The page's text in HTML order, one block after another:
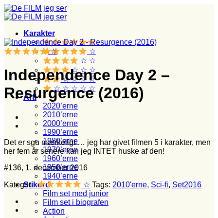
Fortsæt
til
Karakter
☆
☆ ☆
☆ ☆ ☆
☆ ☆ ☆ ☆
☆ ☆ ☆ ☆ ☆
Årti
2020’erne
2010’erne
2000’erne
1990’erne
1980’erne
1970’erne
1960’erne
1950’erne
1940’erne
Stikord
Film set med junior
Film set i biografen
Action
☆
Independence Day 2 –
Resurgence (2016)
Det er sgu mærkeligt … jeg har givet filmen 5 i karakter, men
her fem år senere kan jeg INTET huske af den!
#136, 1. december 2016
Kategori: ☆ Tags: 2010'erne, Sci-fi, Set2016